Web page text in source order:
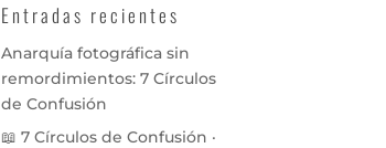
Entradas recientes
Anarquía fotográfica sin
remordimientos: 7 Círculos
de Confusión
📖 7 Círculos de Confusión ·